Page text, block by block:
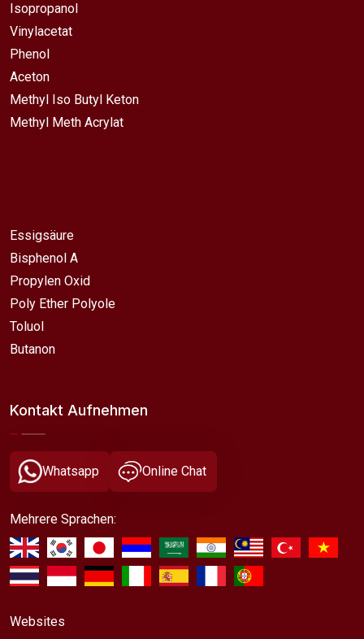
Isopropanol
Vinylacetat
Phenol
Aceton
Methyl Iso Butyl Keton
Methyl Meth Acrylat
Essigsäure
Bisphenol A
Propylen Oxid
Poly Ether Polyole
Toluol
Butanon
Kontakt Aufnehmen
Whatsapp Online Chat
Mehrere Sprachen:
Websites